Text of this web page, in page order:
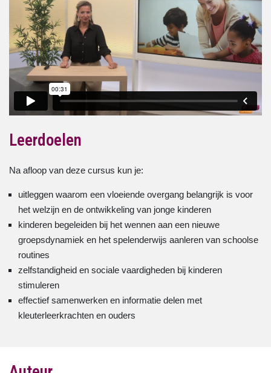
Leerdoelen
Na afloop van deze cursus kun je:
uitleggen waarom een vloeiende overgang belangrijk is voor
het welzijn en de ontwikkeling van jonge kinderen
kinderen begeleiden bij het wennen aan een nieuwe
groepsdynamiek en het spelenderwijs aanleren van schoolse
routines
zelfstandigheid en sociale vaardigheden bij kinderen
stimuleren
effectief samenwerken en informatie delen met
kleuterleerkrachten en ouders